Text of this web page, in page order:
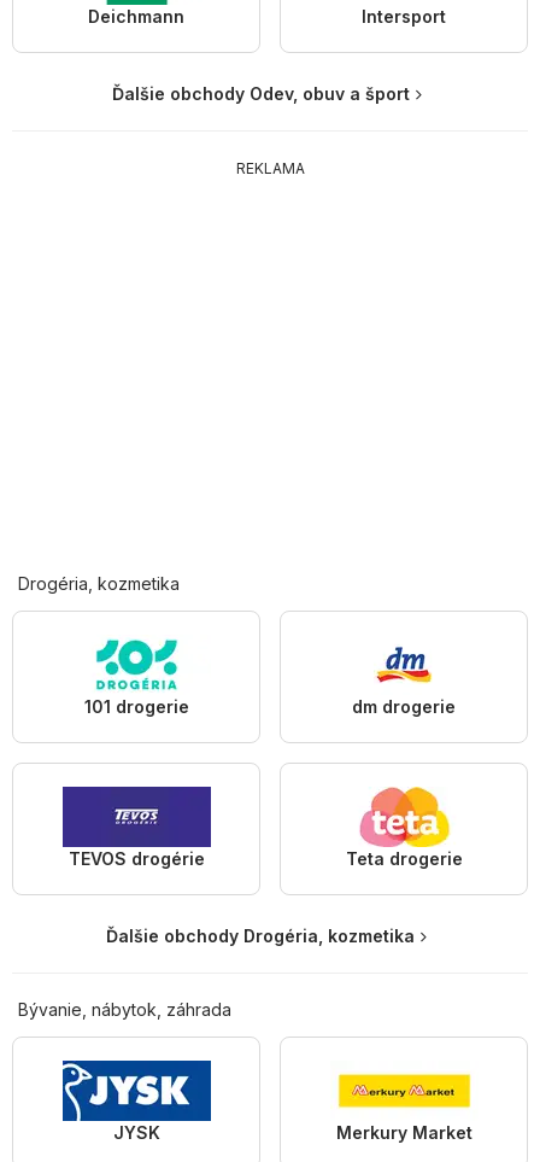
Deichmann Intersport
Ďalšie obchody Odev, obuv a šport
REKLAMA
Drogéria, kozmetika
101 drogerie dm drogerie
TEVOS drogérie Teta drogerie
Ďalšie obchody Drogéria, kozmetika
Bývanie, nábytok, záhrada
JYSK Merkury Market